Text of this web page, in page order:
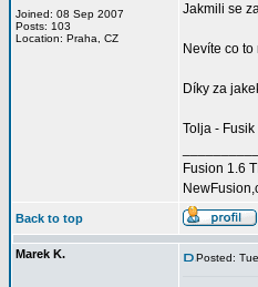
Joined: 08 Sep 2007
Posts: 103
Location: Praha, CZ
Jakmili se
Nevíte co
Díky za
Tolja - Fusik
Fusion 1.6
Back to top
Marek K. Posted: